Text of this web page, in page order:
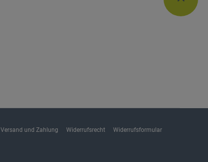
Versand und Zahlung Widerrufsrecht Widerrufsformular